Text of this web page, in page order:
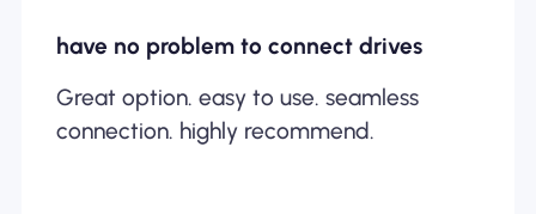
have no problem to connect drives
Great option. easy to use. seamless
connection. highly recommend.